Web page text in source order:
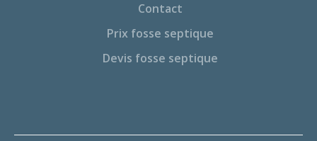
Contact
Prix fosse septique
Devis fosse septique